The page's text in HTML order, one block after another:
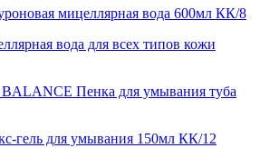
мицеллярная вода 600мл КК/8
вода для всех типов кожи
Пенка для умывания туба
гель для умывания 150мл КК/12